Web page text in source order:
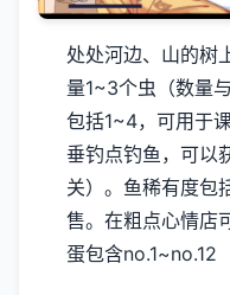
处处河边、山的树
量1~3个虫（数量
包括1~4，可用于
垂钓点钓鱼，可以
关）。鱼稀有度包
售。 在粗点心情店
蛋包含no.1~no.12